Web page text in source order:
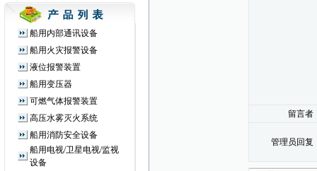
船用内部通讯设备
船用火灾报警设备
液位报警装置
船用变压器
可燃气体报警装置
高压水雾灭火系统
船用消防安全设备
船用电视/卫星电视/监视
设备
留言者
管理员回复